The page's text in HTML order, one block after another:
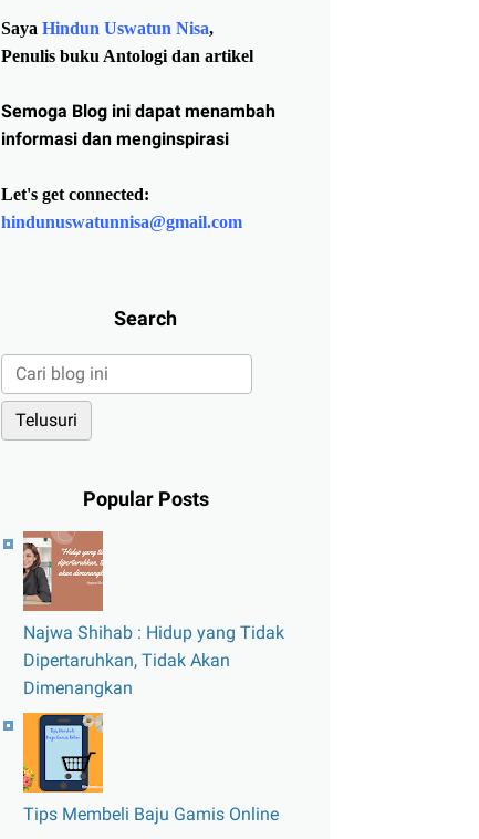
SayaHindun Uswatun Nisa,
Penulis buku Antologi dan artikel
Semoga Blog ini dapat menambah
informasi dan menginspirasi
Let's get connected:
hindunuswatunnisa@gmail.com
Search
Popular Posts
Najwa Shihab : Hidup yang Tidak
Dipertaruhkan, Tidak Akan
Dimenangkan
Tips Membeli Baju Gamis Online